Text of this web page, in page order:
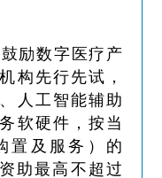
鼓励数字医疗产
构先行先试，
人工智能辅助
软硬件，按当
置及服务）的
助最高不超过